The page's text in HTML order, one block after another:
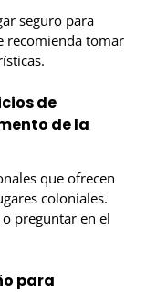
seguro para
recomienda tomar
de
de la
que ofrecen
coloniales.
preguntar en el
para